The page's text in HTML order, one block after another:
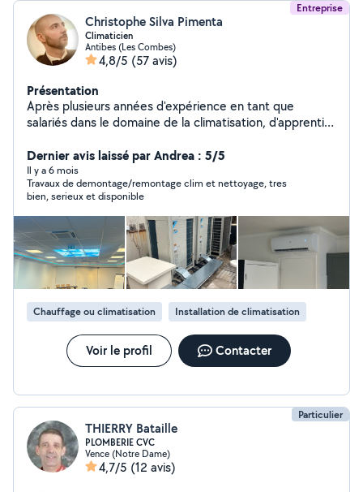
Entreprise
Christophe Silva Pimenta
Climaticien
Antibes (Les Combes)
4,8/5 (57 avis)
Présentation
Après plusieurs années d'expérience en tant que
salariés dans le domaine de la climatisation, d'apprenti
cumulées durant ma carrière j'ai ainsi décidé de de
devenir entrepreneur et de créer ma propre entreprise.
Je dispose de tous les agréments, habilitations et
assurances pour effectuer tous types d'installation de
climatisations, d'entretiens mais aussi de dépannages.
Mon secteur d'activité s'étant sur tous les 06 et les
communes du Var limitrophe. Les devis sont gratuits .
N'hésitez pas à me contacter pour tous types de
demandes. Cordialement.
Dernier avis laissé par Andrea : 5/5
Il y a 6 mois
Travaux de demontage/remontage clim et nettoyage, tres
bien, serieux et disponible
Chauffage ou climatisation Installation de climatisation
Voir le profil Contacter
Particulier
THIERRY Bataille
PLOMBERIE CVC
Vence (Notre Dame)
4,7/5 (12 avis)